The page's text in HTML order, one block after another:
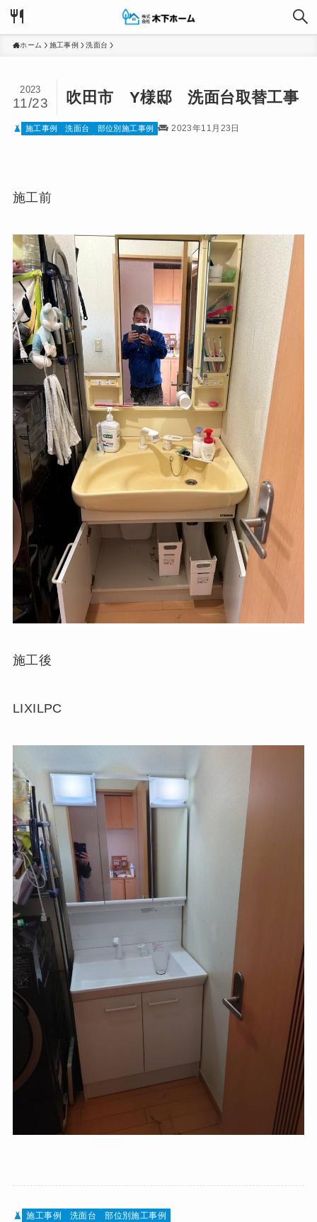
ホーム 施工事例 洗面台
吹田市 Y様邸 洗面台取替工事
2023
11/23
施工事例 洗面台 部位別施工事例 2023年11月23日
施工前
施工後
LIXILPC
施工事例 洗面台 部位別施工事例